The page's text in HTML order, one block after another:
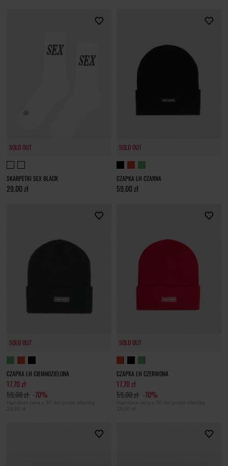
SOLD OUT
SKARPETKI SEX BLACK
29,00 zł
SOLD OUT
CZAPKA LH CZARNA
59,00 zł
SOLD OUT
CZAPKA LH CIEMNOZIELONA
17,70 zł
59,00 zł -70%
Najniższa cena z 30 dni przed obniżką
23,60 zł
SOLD OUT
CZAPKA LH CZERWONA
17,70 zł
59,00 zł -70%
Najniższa cena z 30 dni przed obniżką
23,60 zł